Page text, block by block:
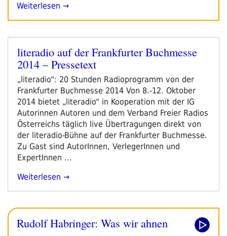
Weiterlesen →
Veröffentlicht
am
literadio auf der Frankfurter Buchmesse
2014 – Pressetext
„literadio“: 20 Stunden Radioprogramm von der
Frankfurter Buchmesse 2014 Von 8.-12. Oktober
2014 bietet „literadio“ in Kooperation mit der IG
Autorinnen Autoren und dem Verband Freier Radios
Österreichs täglich live Übertragungen direkt von
der literadio-Bühne auf der Frankfurter Buchmesse.
Zu Gast sind AutorInnen, VerlegerInnen und
ExpertInnen …
„literadio
Frankfurter
Buchmesse
Weiterlesen
Rudolf Habringer: Was wir ahnen